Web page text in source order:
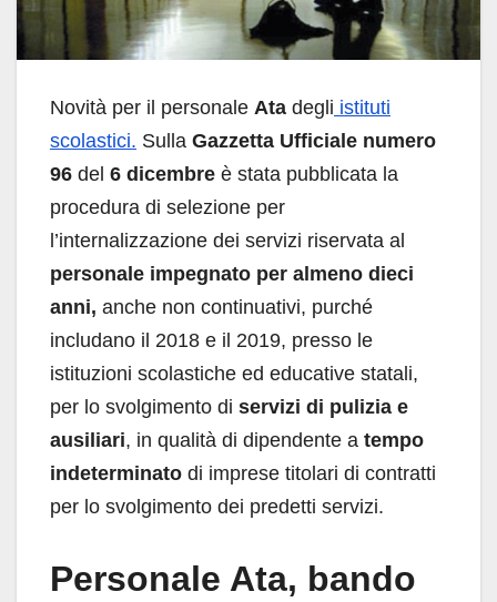
Novità per il personale Ata degli istituti
scolastici. Sulla Gazzetta Ufficiale numero
96 del 6 dicembre è stata pubblicata la
procedura di selezione per
l’internalizzazione dei servizi riservata al
personale impegnato per almeno dieci
anni, anche non continuativi, purché
includano il 2018 e il 2019, presso le
istituzioni scolastiche ed educative statali,
per lo svolgimento di servizi di pulizia e
ausiliari, in qualità di dipendente a tempo
indeterminato di imprese titolari di contratti
per lo svolgimento dei predetti servizi.
Personale Ata, bando